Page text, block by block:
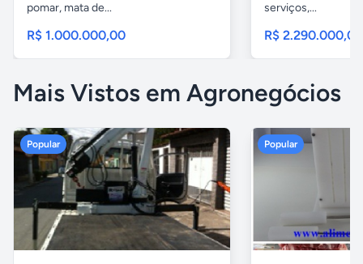
pomar, mata de...
R$ 1.000.000,00
serviços,...
R$ 2.290.000,00
Mais Vistos em Agronegócios
Popular Popular